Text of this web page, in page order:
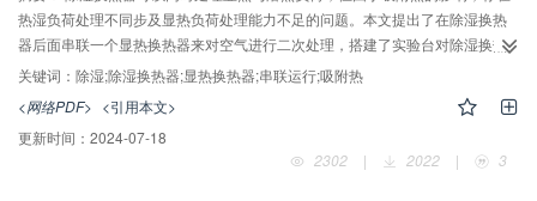
热湿负荷处理不同步及显热负荷处理能力不足的问题。本文提出了在除湿换热
器后面串联一个显热换热器来对空气进行二次处理，搭建了实验台对除湿换热
器串联换热器情况下除湿降温过程的动态性能进行了测试，并且在实验中就水
温、进风温度、湿度、速度等主要参数对除湿量、降温量、制冷功率、COP的
影响进行了分析。结果表明：增加显热换热器可以大幅度增加处理空气的平均
降温温差，在除湿初期阶段效果尤为明显，同时系统的制冷量也明显提高。此
外，分析各参数对实验结果的影响可知，冷水温度与热水温度升高都可以有效
关键词： 除湿;除湿换热器;显热换热器;串联运行;吸附热
<网络PDF> <引用本文>
更新时间： 2024-07-18
2302
| 2022 | 3